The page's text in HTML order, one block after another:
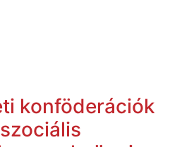
konföderációk